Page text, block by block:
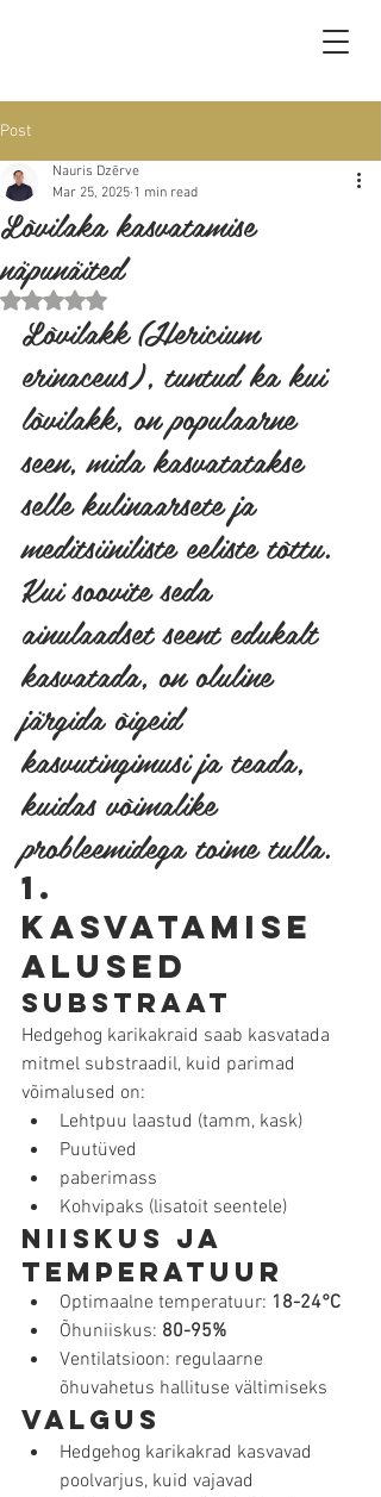
Post
Lõvilaka kasvatamise
näpunäited
Nauris Dzērve
Mar 25, 2025 1 min read
Rated NaN out of 5 stars.
Lõvilakk (Hericium
erinaceus), tuntud ka kui
lõvilakk, on populaarne
seen, mida kasvatatakse
selle kulinaarsete ja
meditsiiniliste eeliste tõttu.
Kui soovite seda
ainulaadset seent edukalt
kasvatada, on oluline
järgida õigeid
kasvutingimusi ja teada,
kuidas võimalike
probleemidega toime tulla.
1.
Kasvatamise
alused
Substraat
Hedgehog karikakraid saab kasvatada
mitmel substraadil, kuid parimad
võimalused on:
Lehtpuu laastud (tamm, kask)
Puutüved
paberimass
Kohvipaks (lisatoit seentele)
Niiskus ja
temperatuur
Optimaalne temperatuur: 18-24°C
Õhuniiskus: 80-95%
Ventilatsioon: regulaarne
õhuvahetus hallituse vältimiseks
Valgus
Hedgehog karikakrad kasvavad
poolvarjus, kuid vajavad